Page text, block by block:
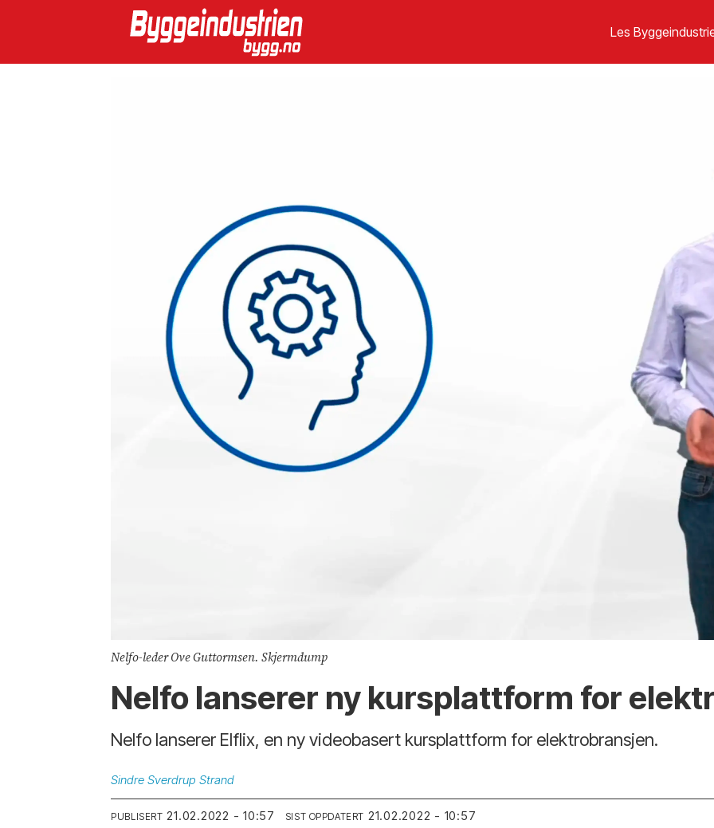
Les
Nelfo-leder Ove Guttormsen. Skjermdump
Nelfo lanserer ny kursplattform for
Nelfo lanserer Elflix, en ny videobasert kursplattform for elektrobransjen.
Sindre Sverdrup Strand
PUBLISERT 21.02.2022 - 10:57 SIST OPPDATERT 21.02.2022 - 10:57